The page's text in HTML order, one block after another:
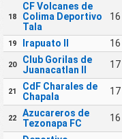
18
CF Volcanes de
Colima Deportivo
Tala
16
19 Irapuato II 16
20
Club Gorilas de
Juanacatlan II
17
21
CdF Charales de
Chapala
17
22
Azucareros de
Tezonapa FC
16